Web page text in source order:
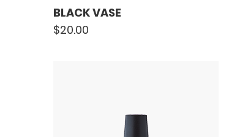
BLACK VASE
$20.00